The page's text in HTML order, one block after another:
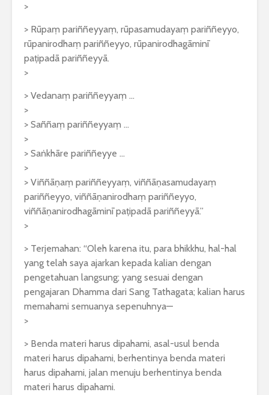
>
> Rūpaṃ pariññeyyaṃ, rūpasamudayaṃ pariññeyyo,
rūpanirodhaṃ pariññeyyo, rūpanirodhagāminī
paṭipadā pariññeyyā.
>
> Vedanaṃ pariññeyyaṃ …
>
> Saññaṃ pariññeyyaṃ …
>
> Saṅkhāre pariññeyye …
>
> Viññāṇaṃ pariññeyyaṃ, viññāṇasamudayaṃ
pariññeyyo, viññāṇanirodhaṃ pariññeyyo,
viññāṇanirodhagāminī paṭipadā pariññeyyā.”
>
> Terjemahan: “Oleh karena itu, para bhikkhu, hal-hal
yang telah saya ajarkan kepada kalian dengan
pengetahuan langsung; yang sesuai dengan
pengajaran Dhamma dari Sang Tathagata; kalian harus
memahami semuanya sepenuhnya—
>
> Benda materi harus dipahami, asal-usul benda
materi harus dipahami, berhentinya benda materi
harus dipahami, jalan menuju berhentinya benda
materi harus dipahami.